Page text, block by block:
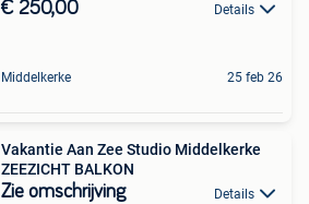
€ 250,00 Details
Middelkerke 25 feb 26
Vakantie Aan Zee Studio Middelkerke
ZEEZICHT BALKON
Zie omschrijving Details